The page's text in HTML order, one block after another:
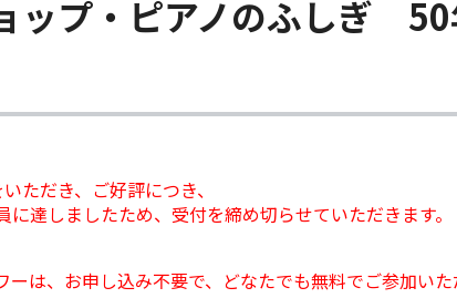
ップ・ピアノのふしぎ 50
ただき、ご好評につき、
達しましたため、受付を締め切らせていただきます。
は、お申し込み不要で、どなたでも無料でご参加いた